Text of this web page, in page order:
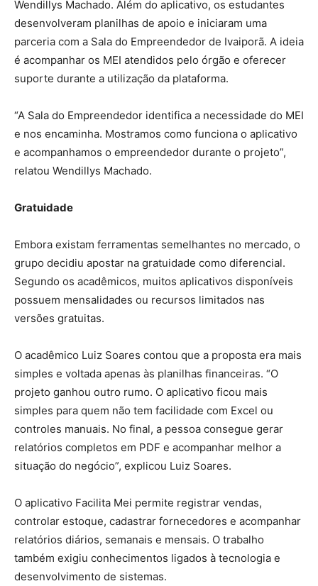
Wendillys Machado. Além do aplicativo, os estudantes
desenvolveram planilhas de apoio e iniciaram uma
parceria com a Sala do Empreendedor de Ivaiporã. A ideia
é acompanhar os MEI atendidos pelo órgão e oferecer
suporte durante a utilização da plataforma.
“A Sala do Empreendedor identifica a necessidade do MEI
e nos encaminha. Mostramos como funciona o aplicativo
e acompanhamos o empreendedor durante o projeto”,
relatou Wendillys Machado.
Gratuidade
Embora existam ferramentas semelhantes no mercado, o
grupo decidiu apostar na gratuidade como diferencial.
Segundo os acadêmicos, muitos aplicativos disponíveis
possuem mensalidades ou recursos limitados nas
versões gratuitas.
O acadêmico Luiz Soares contou que a proposta era mais
simples e voltada apenas às planilhas financeiras. “O
projeto ganhou outro rumo. O aplicativo ficou mais
simples para quem não tem facilidade com Excel ou
controles manuais. No final, a pessoa consegue gerar
relatórios completos em PDF e acompanhar melhor a
situação do negócio”, explicou Luiz Soares.
O aplicativo Facilita Mei permite registrar vendas,
controlar estoque, cadastrar fornecedores e acompanhar
relatórios diários, semanais e mensais. O trabalho
também exigiu conhecimentos ligados à tecnologia e
desenvolvimento de sistemas.